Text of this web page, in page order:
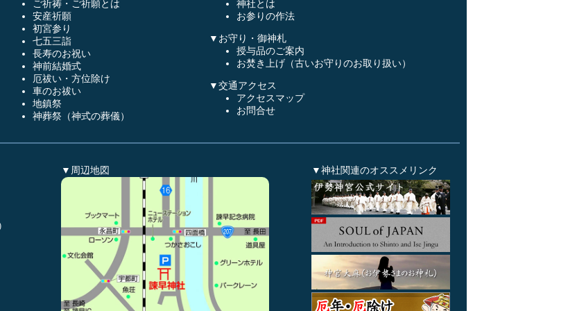
ご祈祷・ご祈願とは
安産祈願
初宮参り
七五三詣
長寿のお祝い
神前結婚式
厄祓い・方位除け
車のお祓い
地鎮祭
神葬祭（神式の葬儀）
神社とは
お参りの作法
▼お守り・御神札
授与品のご案内
お焚き上げ（古いお守りのお取り扱い）
▼交通アクセス
アクセスマップ
お問合せ
▼周辺地図 ▼神社関連のオススメリンク